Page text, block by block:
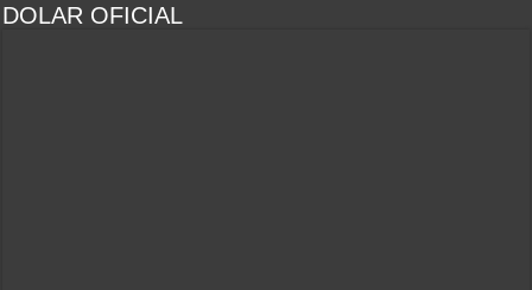
DOLAR OFICIAL